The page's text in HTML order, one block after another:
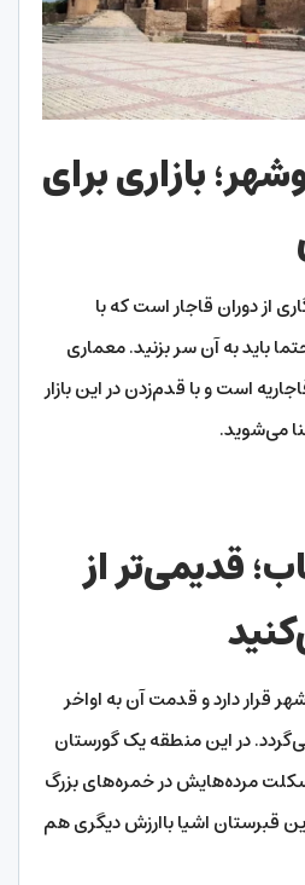
بازاری برای
از دوران قاجار است که با
باید به آن سر بزنید. معماری
است و با قدم‌زدن در این بازار
می‌شوید.
قدیمی‌تر از
قرار دارد و قدمت آن به اواخر
در این منطقه یک گورستان
مرده‌هایش در خمره‌های بزرگ
قبرستان اشیا باارزش دیگری هم